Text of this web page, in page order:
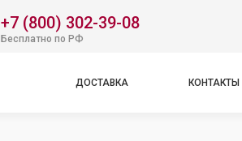
+7 (800) 302-39-08
Бесплатно по РФ
ДОСТАВКА КОНТАКТЫ